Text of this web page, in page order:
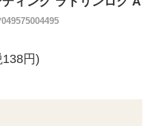
円)